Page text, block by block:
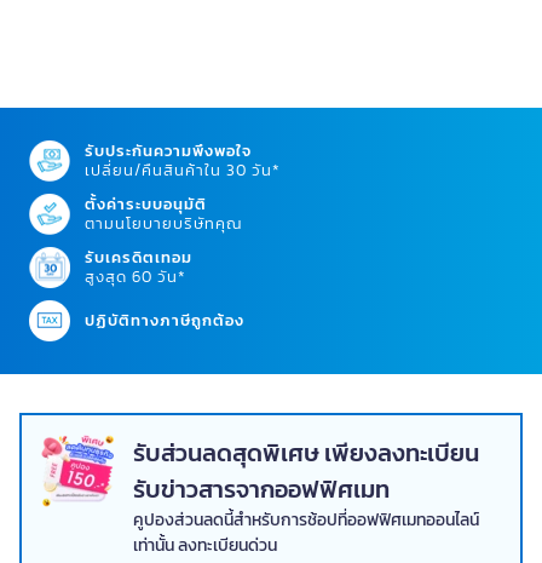
รับประกันความพึงพอใจ
เปลี่ยน/คืนสินค้าใน 30 วัน*
ตั้งค่าระบบอนุมัติ
ตามนโยบายบริษัทคุณ
รับเครดิตเทอม
สูงสุด 60 วัน*
ปฏิบัติทางภาษีถูกต้อง
รับส่วนลดสุดพิเศษ เพียงลงทะเบียน
รับข่าวสารจากออฟฟิศเมท
คูปองส่วนลดนี้สำหรับการช้อปที่ออฟฟิศเมทออนไลน์
เท่านั้น ลงทะเบียนด่วน